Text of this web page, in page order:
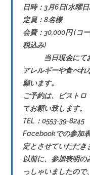
日時：3月6日(水曜
定員：8名様
会費：30,000円 (コ
税込み)
当日現金にてお
アレルギーや食べれ
願います。
ご予約は、ビストロ
てお願い致します。
TEL：0553‐39‐8245
Facebookでの参加
定とさせていただき
以前に、参加表明の
っしゃいましたので